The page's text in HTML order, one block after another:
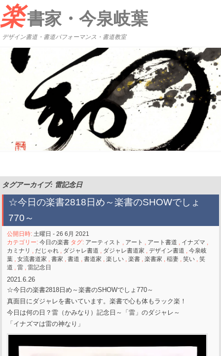
楽書家・今泉岐葉
デザイン書道・書道パフォーマンス・書道教室
タグアーカイブ: 雷記念日
☆今日の楽書2818日め～楽書のSHOWでしょ
770～
公開日時:土曜日 - 26 6月 2021
カテゴリー:今日の楽書 タグ: アーティスト , アート , アート書道 , イナズマ ,
カミナリ , だじゃれ , ダジャレ書道 , ダジャレ書道家 ,デザイン書道 ,今泉岐
葉 ,女流書道家 ,書家 ,書道 ,書道家 ,楽しい ,楽書 ,楽書家 ,稲妻 ,笑い ,笑
道 ,雷 ,雷記念日
2021.6.26
☆今日の楽書2818日め～楽書のSHOWでしょ770～
真面目にダジャレを書いています。楽書で心も体もラック楽！
今日は何の日？雷（かみなり）記念日～「雷」のダジャレ～
「イナズマは雷の神なり」